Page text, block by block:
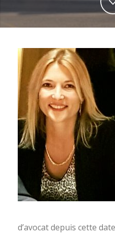
d’avocat depuis cette